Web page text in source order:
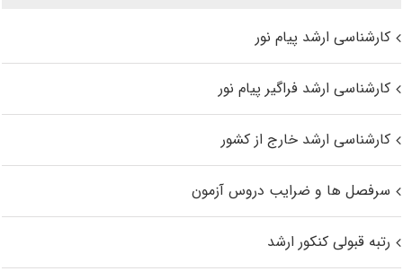
کارشناسی ارشد پیام نور
کارشناسی ارشد فراگیر پیام نور
کارشناسی ارشد خارج از کشور
سرفصل ها و ضرایب دروس آزمون
رتبه قبولی کنکور ارشد